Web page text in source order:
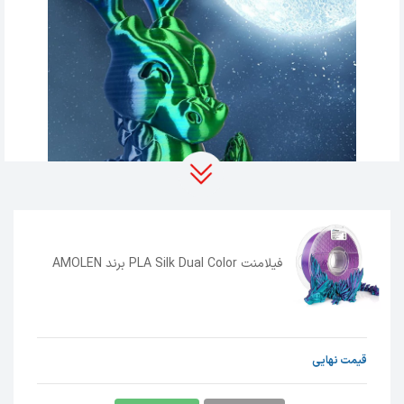
ویژگی‌های برجسته فیلامنت PLA Silk Dual Color
برند AMOLEN
فیلامنت
خود، ظاهری شبیه به ابریشم ایجاد می‌کند که نه تنها
ظاهری زیبا دارد، بلکه کیفیتی بی‌نظیر به طرح‌های
فیلامنت PLA Silk Dual Color برند AMOLEN
قیمت نهایی